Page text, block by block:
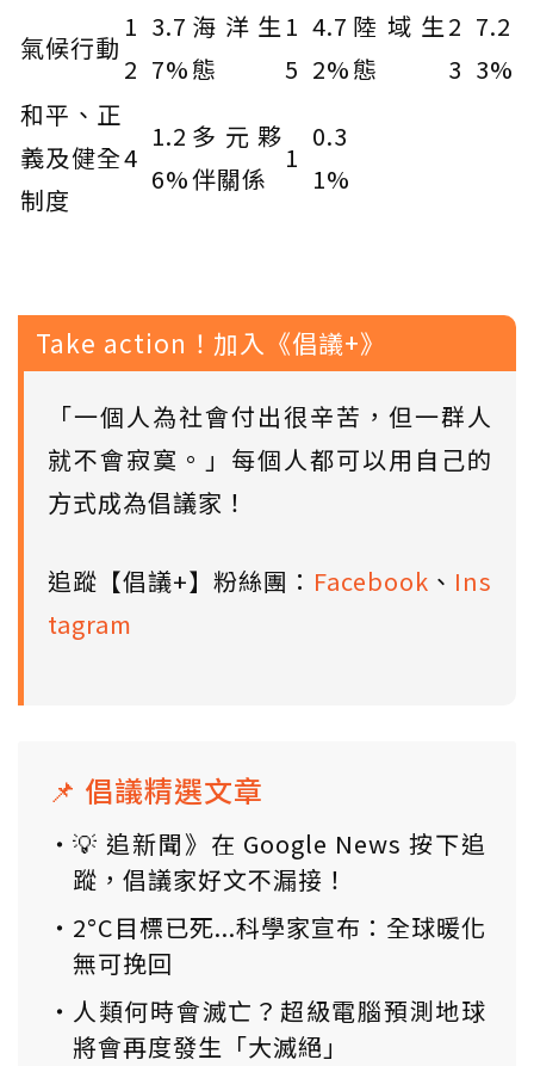
氣候行動
1
2
3.7
7%
海洋生
態
1
5
4.7
2%
陸域生
態
2
3
7.2
3%
和平、正
義及健全
制度
4
1.2
6%
多元夥
伴關係
1
0.3
1%
Take action！加入《倡議+》
「一個人為社會付出很辛苦，但一群人
就不會寂寞。」每個人都可以用自己的
方式成為倡議家！
追蹤【倡議+】粉絲團： Facebook 、 Ins
tagram
📌 倡議精選文章
💡 追新聞》在 Google News 按下追
蹤，倡議家好文不漏接！
2°C目標已死...科學家宣布：全球暖化
無可挽回
人類何時會滅亡？超級電腦預測地球
將會再度發生「大滅絕」